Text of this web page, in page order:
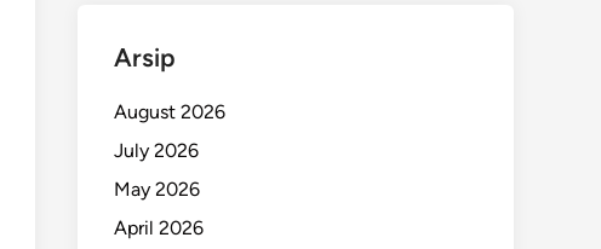
Arsip
August 2026
July 2026
May 2026
April 2026